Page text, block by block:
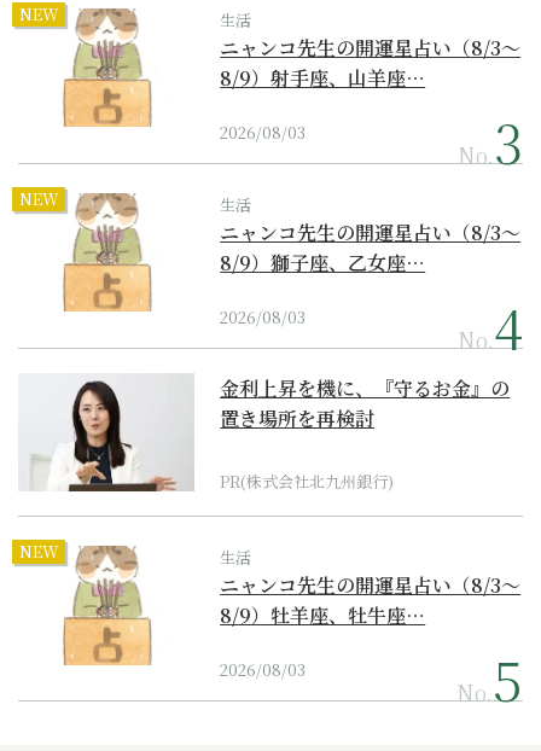
NEW 生活
ニャンコ先生の開運星占い（8/3～
8/9）射手座、山羊座…
2026/08/03
No.
NEW 生活
ニャンコ先生の開運星占い（8/3～
8/9）獅子座、乙女座…
2026/08/03
No.
金利上昇を機に、『守るお金』の
置き場所を再検討
PR(株式会社北九州銀行)
NEW 生活
ニャンコ先生の開運星占い（8/3～
8/9）牡羊座、牡牛座…
2026/08/03
No.